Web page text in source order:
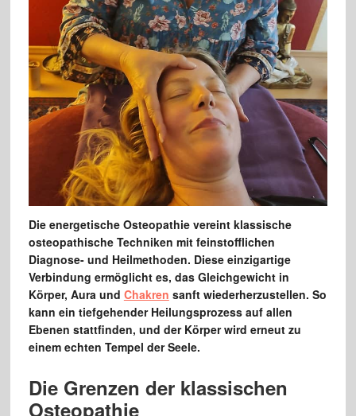
Die energetische Osteopathie vereint klassische
osteopathische Techniken mit feinstofflichen
Diagnose- und Heilmethoden. Diese einzigartige
Verbindung ermöglicht es, das Gleichgewicht in
Körper, Aura und Chakren sanft wiederherzustellen. So
kann ein tiefgehender Heilungsprozess auf allen
Ebenen stattfinden, und der Körper wird erneut zu
einem echten Tempel der Seele.
Die Grenzen der klassischen
Osteopathie